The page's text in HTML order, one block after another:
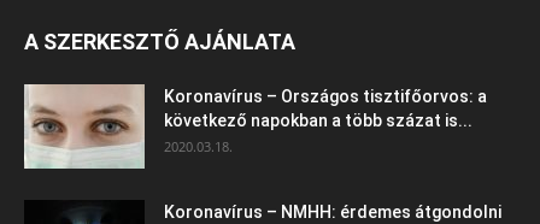
A SZERKESZTŐ AJÁNLATA
Koronavírus – Országos tisztifőorvos: a
következő napokban a több százat is...
2020.03.18.
Koronavírus – NMHH: érdemes átgondolni